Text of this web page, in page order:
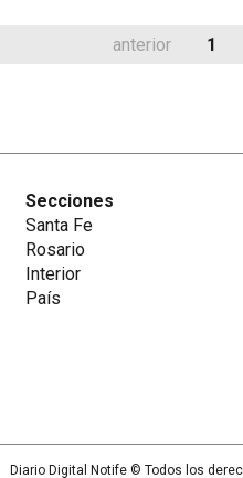
anterior 1
Secciones
Santa Fe
Rosario
Interior
País
Diario Digital Notife© Todos los